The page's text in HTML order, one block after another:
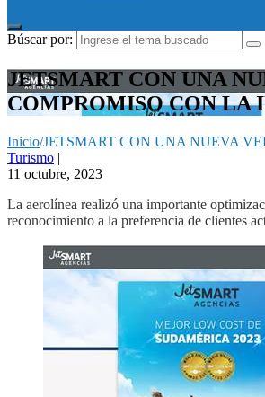
Búscar por:
JETSMART CON UNA
COMPROMISO CON LA
Inicio/JETSMART CON UNA NUEVA
Turismo |
11 octubre, 2023
La aerolínea realizó una importante
reconocimiento a la preferencia de clientes